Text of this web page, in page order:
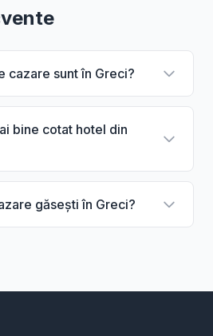
cazare sunt în Greci?
bine cotat hotel din
găsești în Greci?